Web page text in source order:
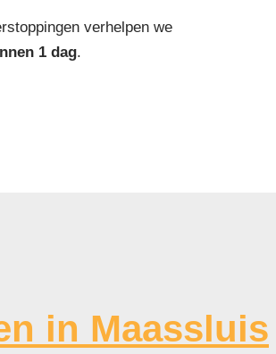
verhelpen we
1 dag.
in Maassluis